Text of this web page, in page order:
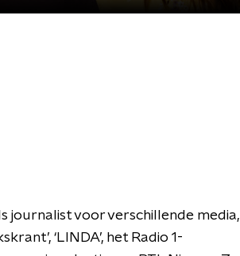
journalist voor verschillende media,
‘LINDA’, het Radio 1-